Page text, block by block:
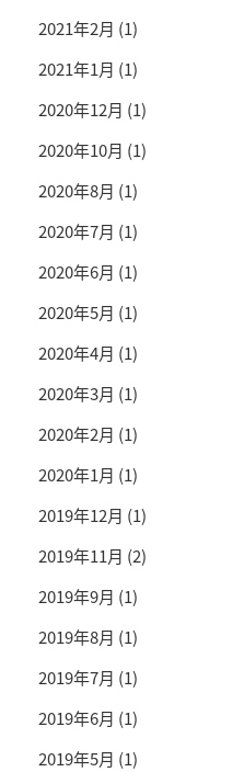
2021年2月 (1)
2021年1月 (1)
2020年12月 (1)
2020年10月 (1)
2020年8月 (1)
2020年7月 (1)
2020年6月 (1)
2020年5月 (1)
2020年4月 (1)
2020年3月 (1)
2020年2月 (1)
2020年1月 (1)
2019年12月 (1)
2019年11月 (2)
2019年9月 (1)
2019年8月 (1)
2019年7月 (1)
2019年6月 (1)
2019年5月 (1)